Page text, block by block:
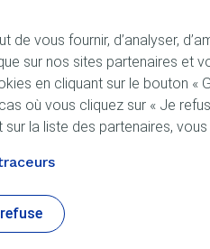
vous fournir, d’analyser,
sur nos sites partenaires et
en cliquant sur le bouton «
où vous cliquez sur « Je
la liste des partenaires,